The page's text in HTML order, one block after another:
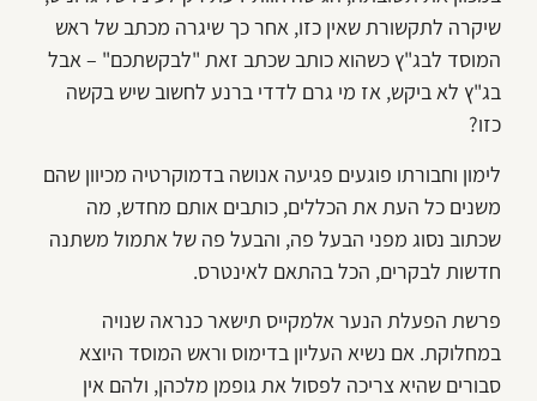
שיקרה לתקשורת שאין כזו, אחר כך שיגרה מכתב של ראש
המוסד לבג"ץ כשהוא כותב שכתב זאת "לבקשתכם" – אבל
בג"ץ לא ביקש, אז מי גרם לדדי ברנע לחשוב שיש בקשה
כזו?
לימון וחבורתו פוגעים פגיעה אנושה בדמוקרטיה מכיוון שהם
משנים כל העת את הכללים, כותבים אותם מחדש, מה
שכתוב נסוג מפני הבעל פה, והבעל פה של אתמול משתנה
חדשות לבקרים, הכל בהתאם לאינטרס.
פרשת הפעלת הנער אלמקייס תישאר כנראה שנויה
במחלוקת. אם נשיא העליון בדימוס וראש המוסד היוצא
סבורים שהיא צריכה לפסול את גופמן מלכהן, ולהם אין